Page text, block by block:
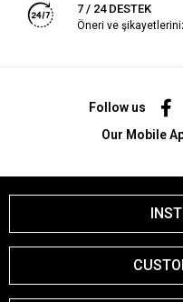
7 / 24 DESTEK
Öneri ve
Follow us
Our Mobile